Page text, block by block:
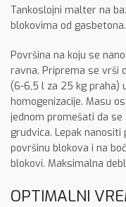
Tankoslojni malter na
blokovima od gasbetona.
Površina na koju se
ravna. Priprema se vrši
(6-6,5 l za 25 kg praha)
homogenizacije. Masu
jednom promešati da
grudvica. Lepak
površinu blokova i na
blokovi. Maksimalna
OPTIMALNI